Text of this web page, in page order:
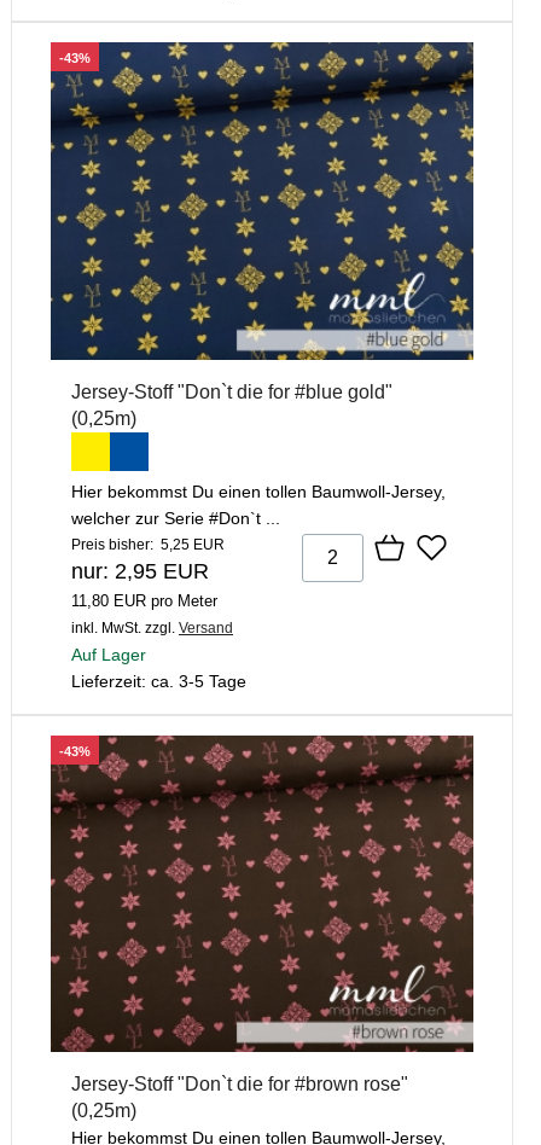
-43%
Jersey-Stoff "Don`t die for #blue gold"
(0,25m)
Hier bekommst Du einen tollen Baumwoll-Jersey,
welcher zur Serie #Don`t ...
Preis bisher: 5,25 EUR
nur: 2,95 EUR
11,80 EUR pro Meter
inkl. MwSt. zzgl. Versand
Auf Lager
Lieferzeit: ca. 3-5 Tage
-43%
Jersey-Stoff "Don`t die for #brown rose"
(0,25m)
Hier bekommst Du einen tollen Baumwoll-Jersey,